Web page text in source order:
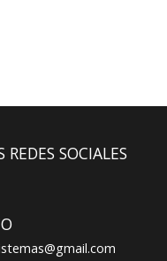
REDES SOCIALES